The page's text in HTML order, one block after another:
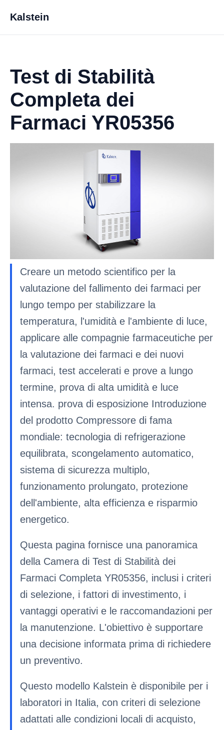
Kalstein
Test di Stabilità
Completa dei
Farmaci YR05356
Creare un metodo scientifico per la
valutazione del fallimento dei farmaci per
lungo tempo per stabilizzare la
temperatura, l'umidità e l'ambiente di luce,
applicare alle compagnie farmaceutiche per
la valutazione dei farmaci e dei nuovi
farmaci, test accelerati e prove a lungo
termine, prova di alta umidità e luce
intensa. prova di esposizione Introduzione
del prodotto Compressore di fama
mondiale: tecnologia di refrigerazione
equilibrata, scongelamento automatico,
sistema di sicurezza multiplo,
funzionamento prolungato, protezione
dell'ambiente, alta efficienza e risparmio
energetico.
Questa pagina fornisce una panoramica
della Camera di Test di Stabilità dei
Farmaci Completa YR05356, inclusi i criteri
di selezione, i fattori di investimento, i
vantaggi operativi e le raccomandazioni per
la manutenzione. L'obiettivo è supportare
una decisione informata prima di richiedere
un preventivo.
Questo modello Kalstein è disponibile per i
laboratori in Italia, con criteri di selezione
adattati alle condizioni locali di acquisto,